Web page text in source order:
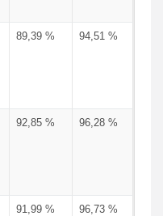
89,39 % 94,51 %
92,85 % 96,28 %
91,99 % 96,73 %